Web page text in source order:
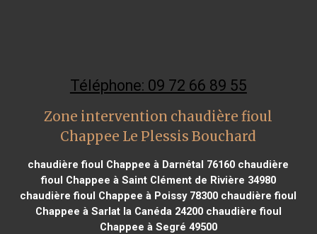
Téléphone: 09 72 66 89 55
Zone intervention chaudière fioul
Chappee Le Plessis Bouchard
chaudière fioul Chappee à Darnétal 76160 chaudière
fioul Chappee à Saint Clément de Rivière 34980
chaudière fioul Chappee à Poissy 78300 chaudière fioul
Chappee à Sarlat la Canéda 24200chaudière fioul
Chappee à Segré 49500